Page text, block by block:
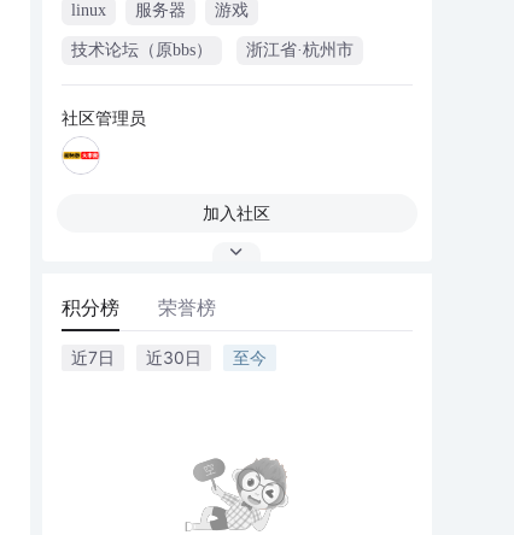
linux 服务器 游戏
技术论坛（原bbs） 浙江省·杭州市
社区管理员
加入社区
积分榜 荣誉榜
近7日 近30日 至今